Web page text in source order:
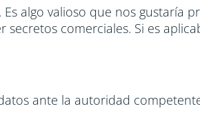
algo valioso que nos gustaría
comerciales. Si es
ante la autoridad